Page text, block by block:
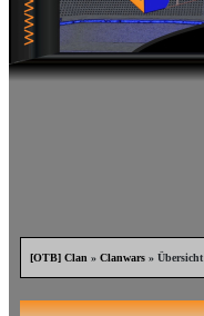
[OTB] Clan » Clanwars» Übersicht